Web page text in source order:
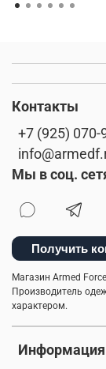
Информация
Контакты
+7 (925) 070-
Мы в соц.
Получить
Магазин Armed
Производитель
характером.